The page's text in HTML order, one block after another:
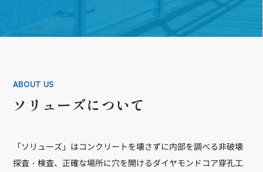
ABOUT US
ソリューズについて
「ソリューズ」はコンクリートを壊さずに内部を調べる非破壊
探査・検査、正確な場所に穴を開けるダイヤモンドコア穿孔工